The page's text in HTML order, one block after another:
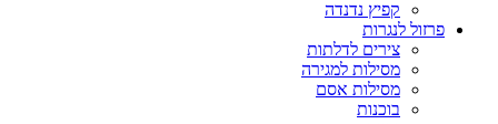
קפיץ נדנדה
פרזול לנגרות
צירים לדלתות
מסילות למגירה
מסילות אסם
בוכנות